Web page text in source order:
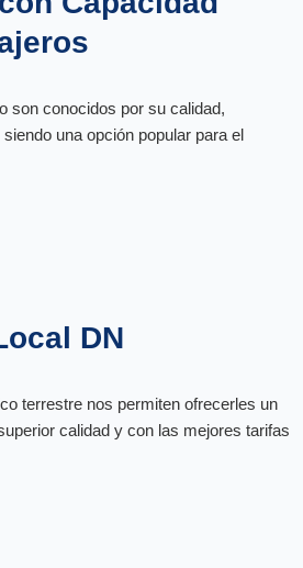
son conocidos por su calidad,
una opción popular para el
DN
terrestre nos permiten ofrecerles un
calidad y con las mejores tarifas